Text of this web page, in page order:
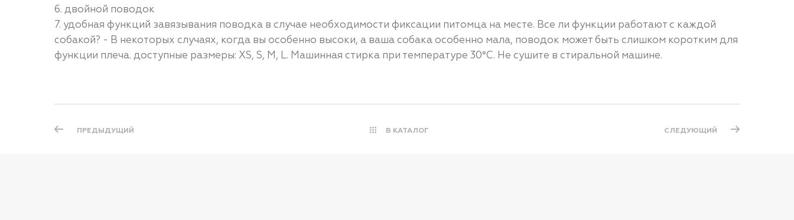
6. двойной поводок
7. удобная функций завязывания поводка в случае необходимости фиксации питомца на месте. Все ли функции работают с каждой
собакой? - В некоторых случаях, когда вы особенно высоки, а ваша собака особенно мала, поводок может быть слишком коротким для
функции плеча. доступные размеры: XS, S, M, L. Машинная стирка при температуре 30°C. Не сушите в стиральной машине.
ПРЕДЫДУЩИЙ В КАТАЛОГ СЛЕДУЮЩИЙ